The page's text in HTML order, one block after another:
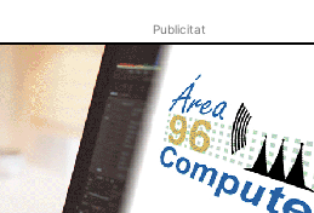
Publicitat